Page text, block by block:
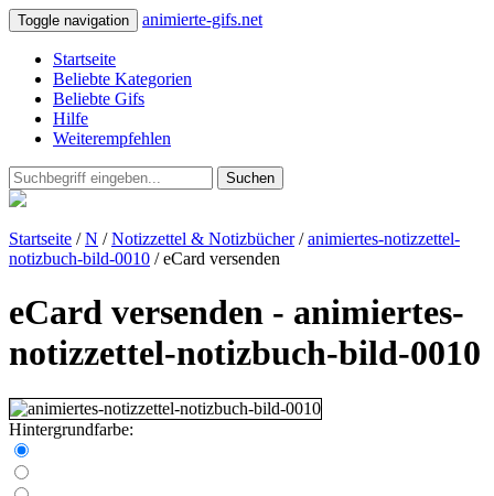
Toggle navigation animierte-gifs.net
Startseite
Beliebte Kategorien
Beliebte Gifs
Hilfe
Weiterempfehlen
Suchen
Startseite /N /Notizzettel & Notizbücher/animiertes-notizzettel-
notizbuch-bild-0010 / eCard versenden
eCard versenden - animiertes-
notizzettel-notizbuch-bild-0010
Hintergrundfarbe: